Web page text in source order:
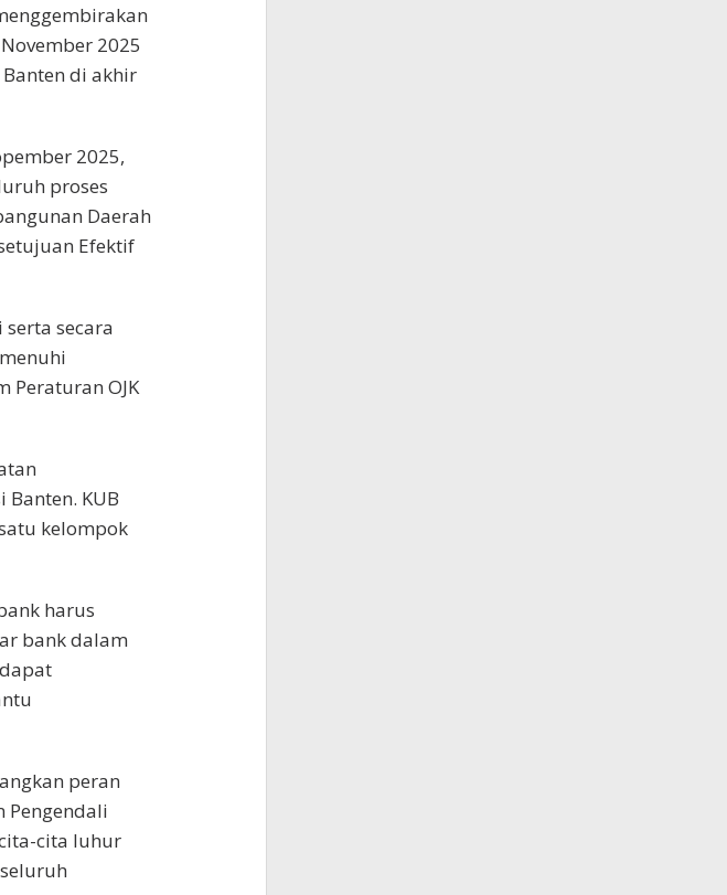
2025
di akhir
2025,
proses
Daerah
Efektif
secara
OJK
KUB
kelompok
harus
bank dalam
peran
Pengendali
cita luhur